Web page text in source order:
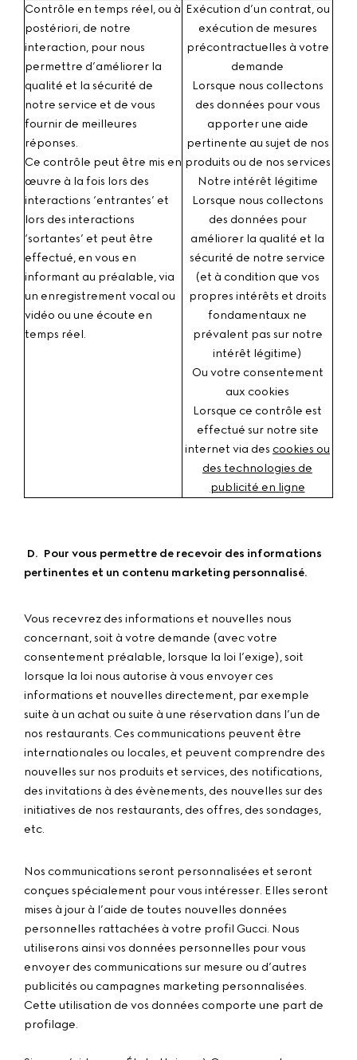
Contrôle en temps réel, ou à
postériori, de notre
interaction, pour nous
permettre d’améliorer la
qualité et la sécurité de
notre service et de vous
fournir de meilleures
réponses.
Ce contrôle peut être mis en
œuvre à la fois lors des
interactions ‘entrantes’ et
lors des interactions
‘sortantes’ et peut être
effectué, en vous en
informant au préalable, via
un enregistrement vocal ou
vidéo ou une écoute en
temps réel.
Exécution d’un contrat, ou
exécution de mesures
précontractuelles à votre
demande
Lorsque nous collectons
des données pour vous
apporter une aide
pertinente au sujet de nos
produits ou de nos services
Notre intérêt légitime
Lorsque nous collectons
des données pour
améliorer la qualité et la
sécurité de notre service
(et à condition que vos
propres intérêts et droits
fondamentaux ne
prévalent pas sur notre
intérêt légitime)
Ou votre consentement
aux cookies
Lorsque ce contrôle est
effectué sur notre site
internet via des cookies ou
des technologies de
publicité en ligne
D. Pour vous permettre de recevoir des informations
pertinentes et un contenu marketing personnalisé.
Vous recevrez des informations et nouvelles nous
concernant, soit à votre demande (avec votre
consentement préalable, lorsque la loi l’exige), soit
lorsque la loi nous autorise à vous envoyer ces
informations et nouvelles directement, par exemple
suite à un achat ou suite à une réservation dans l’un de
nos restaurants. Ces communications peuvent être
internationales ou locales, et peuvent comprendre des
nouvelles sur nos produits et services, des notifications,
des invitations à des évènements, des nouvelles sur des
initiatives de nos restaurants, des offres, des sondages,
etc.
Nos communications seront personnalisées et seront
conçues spécialement pour vous intéresser. Elles seront
mises à jour à l’aide de toutes nouvelles données
personnelles rattachées à votre profil Gucci. Nous
utiliserons ainsi vos données personnelles pour vous
envoyer des communications sur mesure ou d’autres
publicités ou campagnes marketing personnalisées.
Cette utilisation de vos données comporte une part de
profilage.